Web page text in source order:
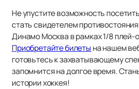
Не упустите возможность
стать свидетелем
Динамо Москва в рамках 1/8
Приобретайте билеты на нашем
готовьтесь к захватывающему
запомнится на долгое время.
истории хоккея!